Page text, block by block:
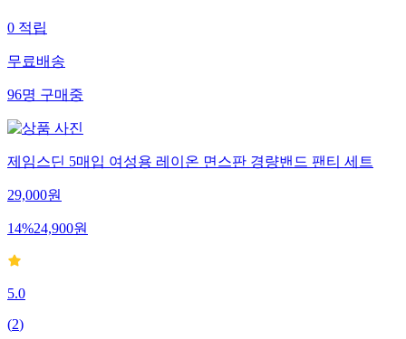
0적립
무료배송
96명구매중
제임스딘 5매입 여성용 레이온 면스판 경량밴드 팬티 세트
29,000원
14%24,900원
5.0
(2)